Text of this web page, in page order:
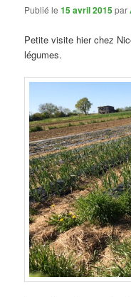
Publié le15 avril 2015par
Petite visite hier chez
légumes.